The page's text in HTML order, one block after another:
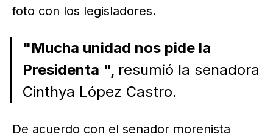
foto con los legisladores.
"Mucha unidad nos pide la
Presidenta ", resumió la senadora
Cinthya López Castro.
De acuerdo con el senador morenista